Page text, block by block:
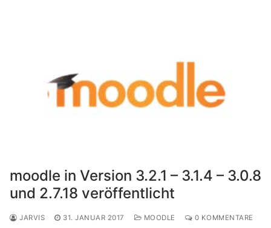
moodle in Version 3.2.1 – 3.1.4 – 3.0.8
und 2.7.18 veröffentlicht
JARVIS 31. JANUAR 2017 MOODLE 0 KOMMENTARE